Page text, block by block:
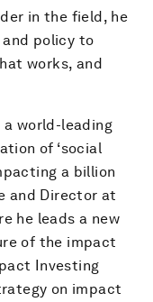
in the field, he
and policy to
works, and
a world-leading
of ‘social
a billion
and Director at
he leads a new
of the impact
Investing
on impact